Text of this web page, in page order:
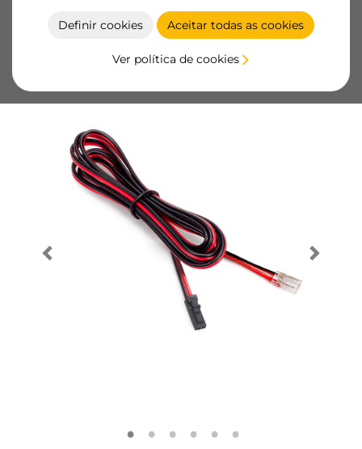
Definir cookies Aceitar todas as cookies
Ver política de cookies
Tornar-se cliente
Ficha de produto